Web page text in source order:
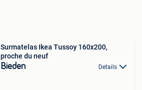
Surmatelas Ikea Tussoy 160x200,
proche du neuf
Bieden Details